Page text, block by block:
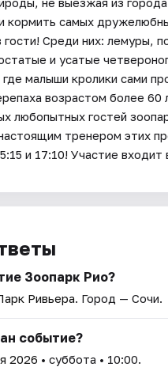
кормить самых
Среди них: лемуры,
и усатые
малыши кролики сами
возрастом более
любопытных гостей
тренером этих
и 17:10! Участие входит
Зоопарк Рио?
Ривьера. Город — Сочи.
событие?
2026 • суббота • 10:00.